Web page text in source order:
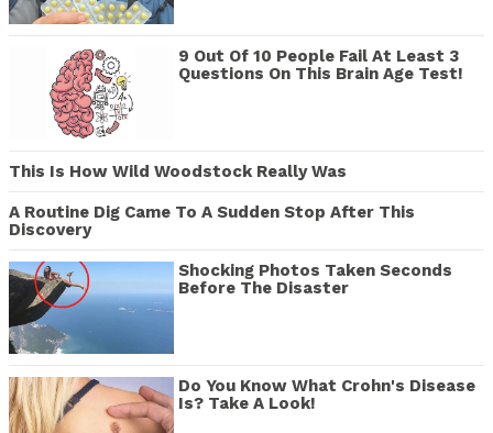
9 Out Of 10 People Fail At Least 3
Questions On This Brain Age Test!
This Is How Wild Woodstock Really Was
A Routine Dig Came To A Sudden Stop After This
Discovery
Shocking Photos Taken Seconds
Before The Disaster
Do You Know What Crohn's Disease
Is? Take A Look!